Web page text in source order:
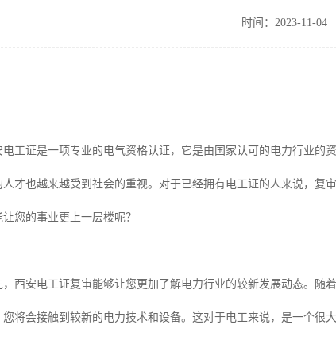
时间：2023-11-04
电工证是一项专业的电气资格认证，它是由国家认可的电力行业的
人才也越来越受到社会的重视。对于已经拥有电工证的人来说，复
让您的事业更上一层楼呢？
，西安电工证复审能够让您更加了解电力行业的较新发展动态。随
您将会接触到较新的电力技术和设备。这对于电工来说，是一个很